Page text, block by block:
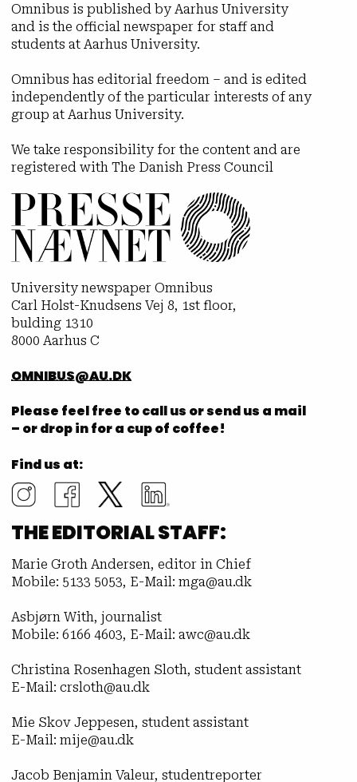
Omnibus is published by Aarhus University
and is the official newspaper for staff and
students at Aarhus University.
Omnibus has editorial freedom – and is edited
independently of the particular interests of any
group at Aarhus University.
We take responsibility for the content and are
registered with The Danish Press Council
University newspaper Omnibus
Carl Holst-Knudsens Vej 8, 1st floor,
bulding 1310
8000 Aarhus C
OMNIBUS@AU.DK
Please feel free to call us or send us a mail
– or drop in for a cup of coffee!
Find us at:
THE EDITORIAL STAFF:
Marie Groth Andersen, editor in Chief
Mobile: 5133 5053, E-Mail: mga@au.dk
Asbjørn With, journalist
Mobile: 6166 4603, E-Mail: awc@au.dk
Christina Rosenhagen Sloth, student assistant
E-Mail: crsloth@au.dk
Mie Skov Jeppesen, student assistant
E-Mail: mije@au.dk
Jacob Benjamin Valeur, studentreporter